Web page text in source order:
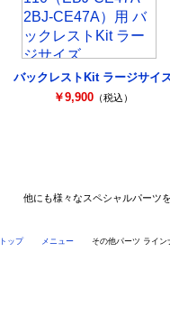
バックレストKit ラージサイ
￥9,900 （税込）
他にも様々なスペシャルパーツ
トップ メニュー その他パーツ ライン